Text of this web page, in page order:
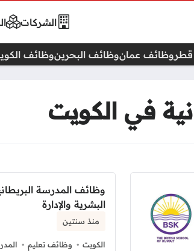
الشركات
وظائف عمانوظائف البحرينوظائف
في الكويت
وظائف المدرسة
البشرية والإدارة
منذ سنتين
الكويت وظائف تعليم